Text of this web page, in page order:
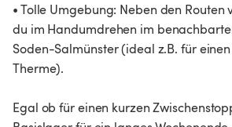
• Tolle Umgebung: Neben den Routen
du im Handumdrehen im
Soden-Salmünster (ideal z.B. für
Therme).
Egal ob für einen kurzen